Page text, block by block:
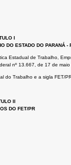
I
DO ESTADO DO PARANÁ -
Estadual de Trabalho,
nº 13.667, de 17 de
do Trabalho e a sigla FET/
II
DO FET/PR